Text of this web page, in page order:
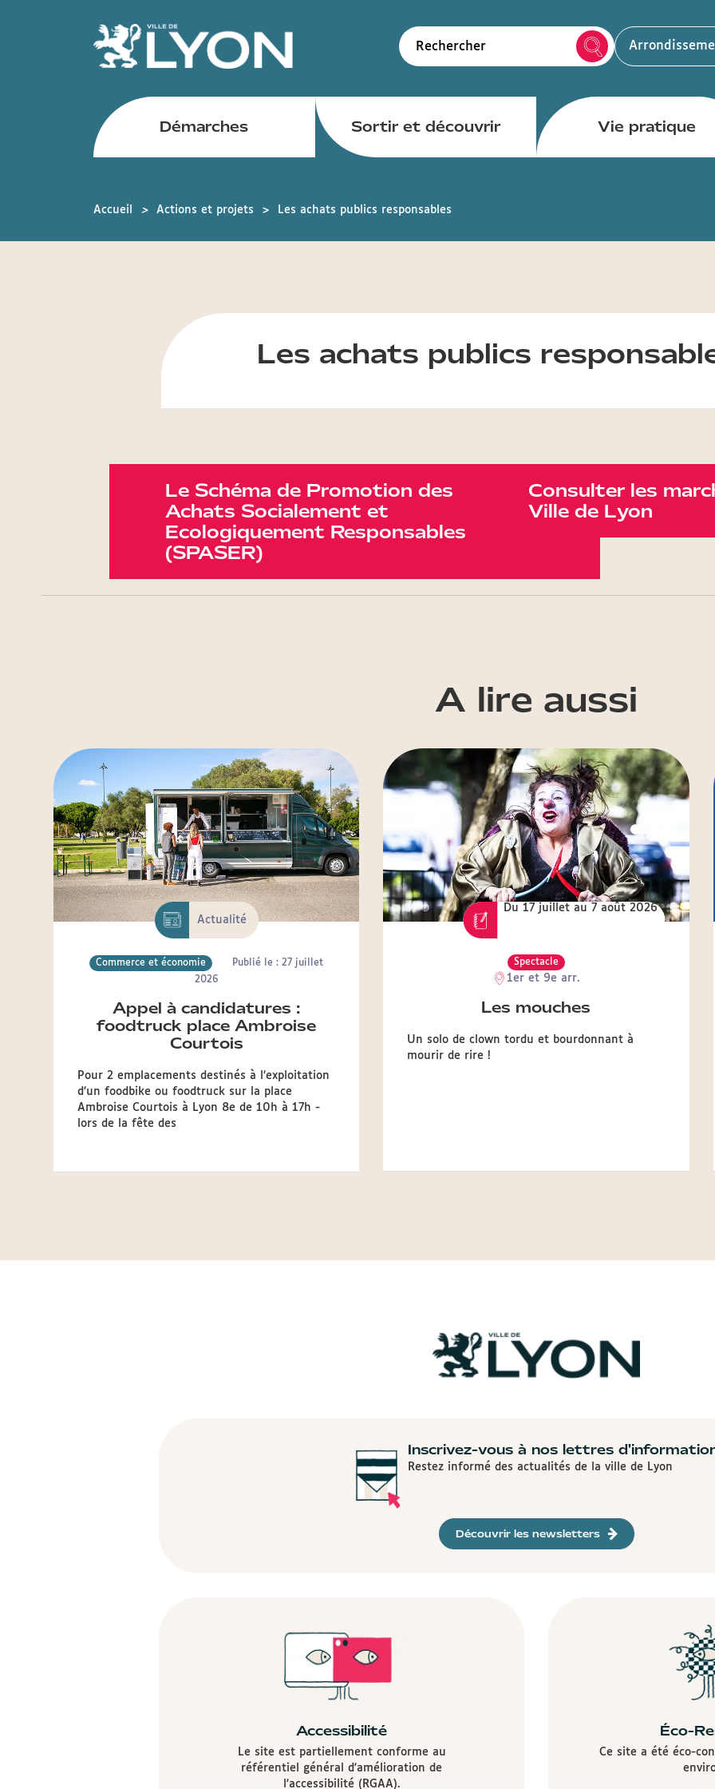
Rechercher
Démarches Sortir et découvrir Vie pratique
Accueil Actions et projets Les achats publics responsables
Les achats publics
Le Schéma de Promotion des
Achats Socialement et
Ecologiquement Responsables
(SPASER)
Consulter les
Ville de Lyon
A lire aussi
Appel à candidatures :
foodtruck place Ambroise
Courtois
Actualité
Commerce et économie
Publié le : 27 juillet
2026
Pour 2 emplacements destinés à l’exploitation
d’un foodbike ou foodtruck sur la place
Ambroise Courtois à Lyon 8e de 10h à 17h -
lors de la fête des
Les mouches
Du 17 juillet au 7 août 2026
Spectacle
1er et 9e arr.
Un solo de clown tordu et bourdonnant à
mourir de rire !
Inscrivez-vous à nos lettres
Restez informé des actualités de la ville de Lyon
Découvrir les newsletters
Accessibilité
Le site est partiellement conforme au
référentiel général d'amélioration de
l'accessibilité (RGAA).
Éco-
Ce site a été éco-